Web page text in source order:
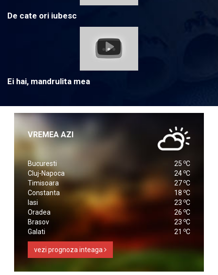
De cate ori iubesc
Ei hai, mandrulita mea
VREMEA AZI
Bucuresti 25 oC
Cluj-Napoca
24 oC
Timisoara
27 oC
Constanta
18 oC
Iasi
23 oC
Oradea
26 oC
Brasov
23 oC
Galati
21 oC
vezi prognoza inteaga